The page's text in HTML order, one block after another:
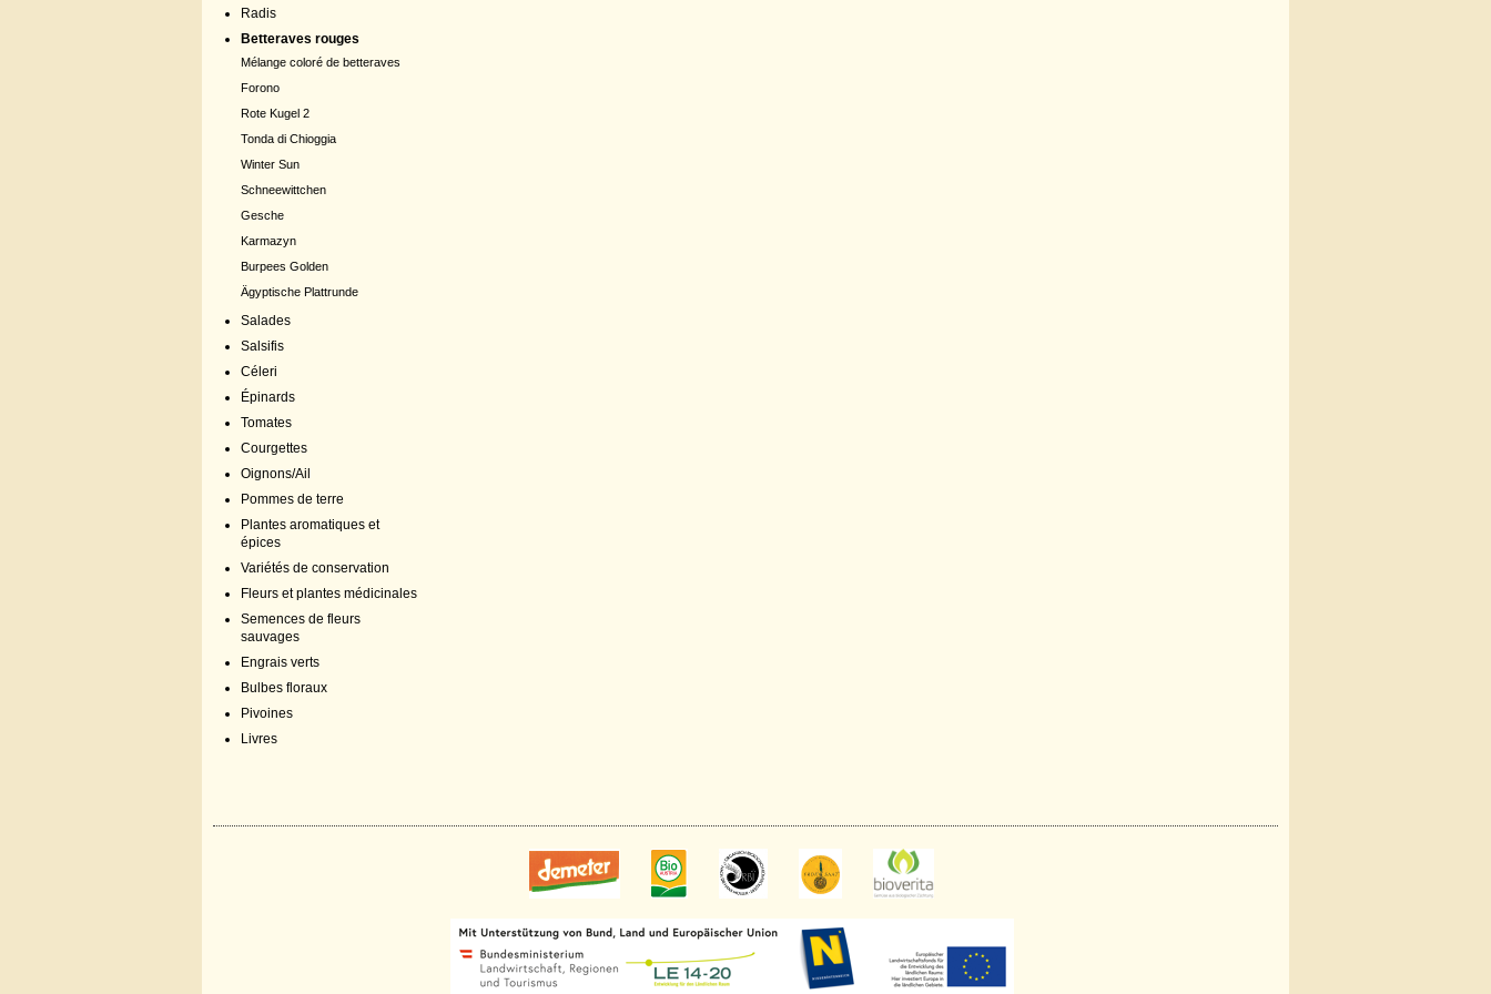
Radis
Betteraves rouges
Mélange coloré de betteraves
Forono
Rote Kugel 2
Tonda di Chioggia
Winter Sun
Schneewittchen
Gesche
Karmazyn
Burpees Golden
Ägyptische Plattrunde
Salades
Salsifis
Céleri
Épinards
Tomates
Courgettes
Oignons/Ail
Pommes de terre
Plantes aromatiques et
épices
Variétés de conservation
Fleurs et plantes médicinales
Semences de fleurs
sauvages
Engrais verts
Bulbes floraux
Pivoines
Livres